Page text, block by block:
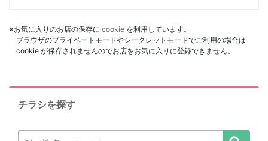
※お気に入りのお店の保存に cookie を利用しています。
ブラウザのプライベートモードやシークレットモードでご利用の場合は
cookie が保存されませんのでお店をお気に入りに登録できません。
チラシを探す